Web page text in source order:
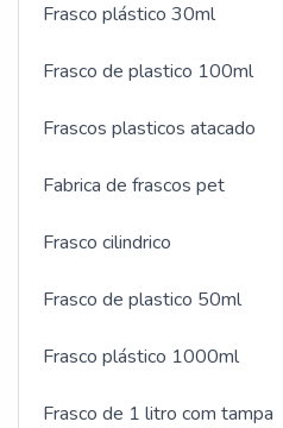
tem sido preferência no
ponta a ponta.
Frasco plástico 30ml
Frasco de plastico 100ml
Frascos plasticos atacado
Fabrica de frascos pet
Frasco cilindrico
Frasco de plastico 50ml
Frasco plástico 1000ml
Frasco de 1 litro com tampa